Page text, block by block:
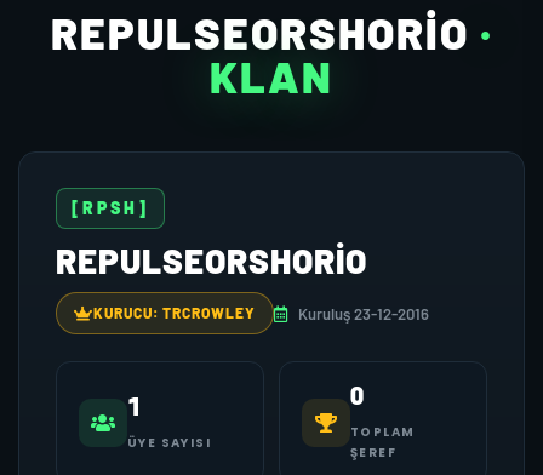
REPULSEORSHORIO ·
KLAN
[RPSH]
REPULSEORSHORIO
KURUCU: TRCROWLEY Kuruluş 23-12-2016
1
ÜYE SAYISI
0
TOPLAM
ŞEREF